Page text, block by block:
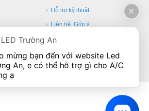
Hỗ trợ kỹ thuật
Liên hệ, Góp ý
LED Trường An
mừng bạn đến với website Led
An, e có thể hỗ trợ gì cho A/C
ạ